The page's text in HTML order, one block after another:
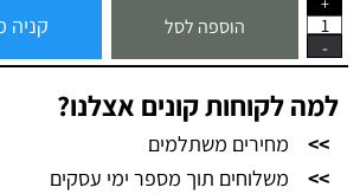
הוספה לסל קניה
למה לקוחות קונים אצלנו?
>>
מחירים משתלמים
>>
משלוחים תוך מספר ימי עסקים